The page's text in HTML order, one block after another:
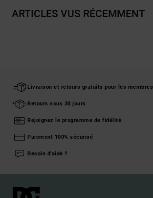
ARTICLES VUS RÉCEMMENT
Livraison et retours gratuits pour les membres
Retours sous 30 jours
Rejoignez le programme de fidélité
Paiement 100% sécurisé
Besoin d'aide ?